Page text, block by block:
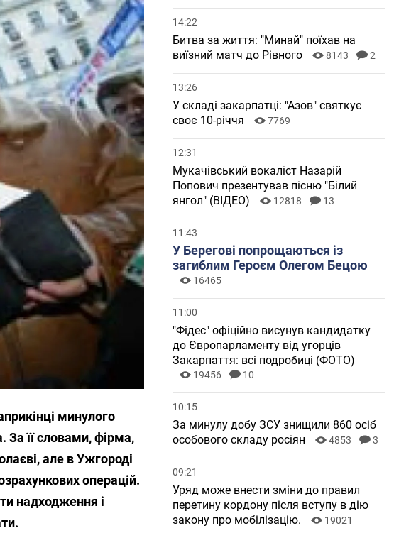
минулого
За її словами, фірма,
але в Ужгороді
операцій.
надходження і
14:22
Битва за життя: "Минай" поїхав на
виїзний матч до Рівного
8143 2
13:26
У складі закарпатці: "Азов" святкує
своє 10-річчя
7769
12:31
Мукачівський вокаліст Назарій
Попович презентував пісню "Білий
янгол" (ВІДЕО)
12818 13
11:43
У Берегові попрощаються із
загиблим Героєм Олегом Бецою
16465
11:00
"Фідес" офіційно висунув кандидатку
до Європарламенту від угорців
Закарпаття: всі подробиці (ФОТО)
19456 10
10:15
За минулу добу ЗСУ знищили 860 осіб
особового складу росіян
4853 3
09:21
Уряд може внести зміни до правил
перетину кордону після вступу в дію
закону про мобілізацію.
19021